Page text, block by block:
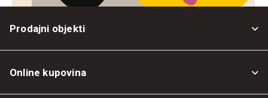
Prodajni objekti
Online kupovina